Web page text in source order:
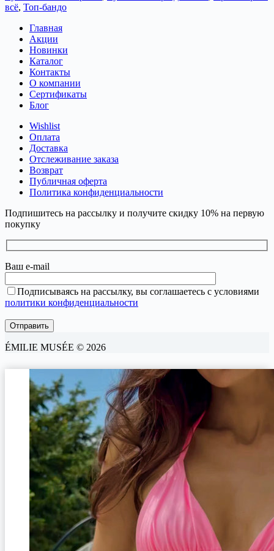
всё, Топ-бандо
Главная
Акции
Новинки
Каталог
Контакты
О компании
Сертификаты
Блог
Wishlist
Оплата
Доставка
Отслеживание заказа
Возврат
Публичная оферта
Политика конфиденциальности
Подпишитесь на рассылку и получите скидку 10% на первую
покупку
Ваш e-mail
Подписываясь на рассылку, вы соглашаетесь с условиями
политики конфиденциальности
ÉMILIE MUSÉE © 2026